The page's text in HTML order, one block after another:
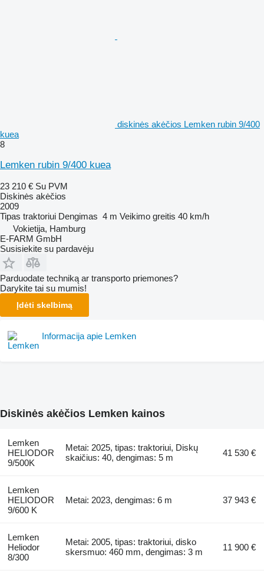
diskinės akėčios Lemken rubin 9/400
kuea
8
Lemken rubin 9/400 kuea
23 210 € Su PVM
Diskinės akėčios
2009
Tipas traktoriui Dengimas 4 m Veikimo greitis 40 km/h
Vokietija, Hamburg
E-FARM GmbH
Susisiekite su pardavėju
Parduodate techniką ar transporto priemones?
Darykite tai su mumis!
Įdėti skelbimą
Informacija apie Lemken
Diskinės akėčios Lemken kainos
Lemken
HELIODOR
9/500K
Metai: 2025, tipas: traktoriui, Diskų
skaičius: 40, dengimas: 5 m
41 530 €
Lemken
HELIODOR
9/600 K
Metai: 2023, dengimas: 6 m 37 943 €
Lemken
Heliodor
8/300
Metai: 2005, tipas: traktoriui, disko
skersmuo: 460 mm, dengimas: 3 m
11 900 €